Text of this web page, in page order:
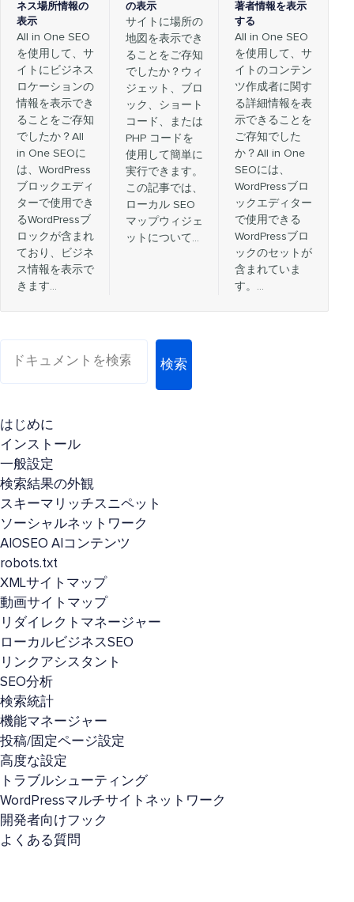
ネス場所情報の
表示
All in One SEO
を使用して、サ
イトにビジネス
ロケーションの
情報を表示でき
ることをご存知
でしたか？All
in One SEOに
は、WordPress
ブロックエディ
ターで使用でき
るWordPressブ
ロックが含まれ
ており、ビジネ
ス情報を表示で
きます…
の表示
サイトに場所の
地図を表示でき
ることをご存知
でしたか？ウィ
ジェット、ブロ
ック、ショート
コード、または
PHP コードを
使用して簡単に
実行できます。
この記事では、
ローカル SEO
マップウィジェ
ットについて…
著者情報を表示
する
All in One SEO
を使用して、サ
イトのコンテン
ツ作成者に関す
る詳細情報を表
示できることを
ご存知でした
か？All in One
SEOには、
WordPressブロ
ックエディター
で使用できる
WordPressブロ
ックのセットが
含まれていま
す。…
検索
はじめに
インストール
一般設定
検索結果の外観
スキーマリッチスニペット
ソーシャルネットワーク
AIOSEO AIコンテンツ
robots.txt
XMLサイトマップ
動画サイトマップ
リダイレクトマネージャー
ローカルビジネスSEO
リンクアシスタント
SEO分析
検索統計
機能マネージャー
投稿/固定ページ設定
高度な設定
トラブルシューティング
WordPressマルチサイトネットワーク
開発者向けフック
よくある質問